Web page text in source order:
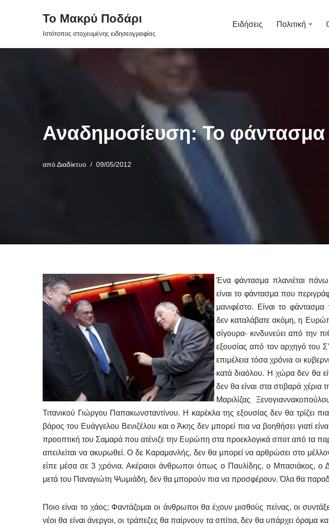
Το Μακρύ Ποδάρι
Ιστότοπος στοχευμένης ειδησεογραφίας
Ειδήσεις Πολιτική
Αναδημοσίευση: Το φάντασμα
απόΔιαδίκτυο 09/05/2012
Ένα φάντασμα πλανιέται
είναι το φάντασμα που
μανιφέστο. Είναι το
δεν καταλάβατε ακόμη, η
σίγουρα- κινδυνεύει από την
εξουσίας από τον αρχηγό του
επιμέλεια τόσα χρόνια οι
κατά διαόλου. Η χώρα δεν θα
δεν θα είναι στα στιβαρά χέρια
Μαριλίζας
Τιτανικού Γιώργου Παπακωνσταντίνου. Η καρέκλα της εξουσίας δεν θα τρίζει
βάρος του Ευάγγελου Βενιζέλου και ο Άκης δεν μπορεί πια να βοηθήσει γιατί
προοπτική του Σαμαρά που ατένιζε την Ευρώπη στα προεκλογικά σποτ από τα
απειλείται να ακυρωθεί. Ο δε Καραμανλής, δεν θα μπορεί να αρθρώσει στο
είπε μέσα σε 3 χρόνια. Ακέραιοι άνθρωποι όπως ο Παυλίδης, ο Μπασιάκος, ο
μετά του Παναγιώτη Ψωμιάδη, δεν θα μπορούν πια να προσφέρουν. Όλα θα
Ποιο είναι το χάος; Φαντάζομαι οι άνθρωποι θα έχουν μισθούς πείνας, οι
νέοι θα είναι άνεργοι, οι τράπεζες θα παίρνουν τα σπίτια, δεν θα υπάρχει όραμα